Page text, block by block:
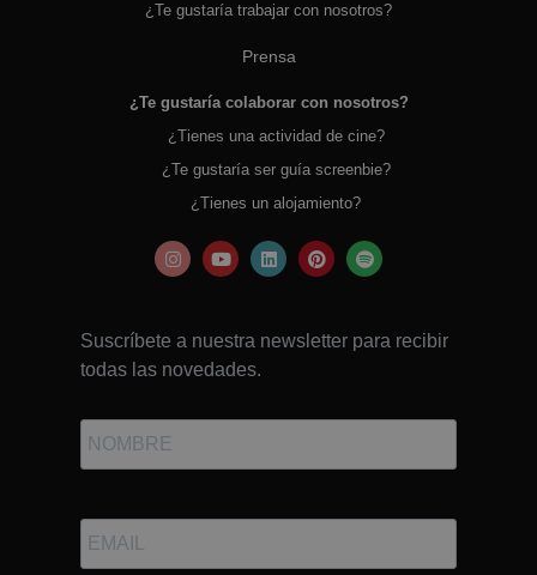
¿Te gustaría trabajar con nosotros?
Prensa
¿Te gustaría colaborar con nosotros?
¿Tienes una actividad de cine?
¿Te gustaría ser guía screenbie?
¿Tienes un alojamiento?
Suscríbete a nuestra newsletter para recibir
todas las novedades.